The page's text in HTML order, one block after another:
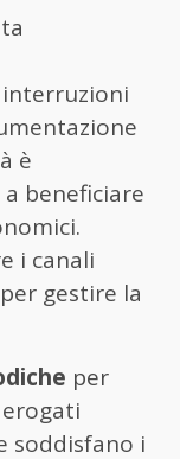
è
beneficiare
i canali
gestire la
per
soddisfano i